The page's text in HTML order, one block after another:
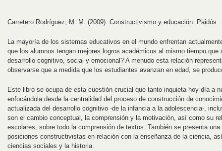
Carretero Rodríguez, M. M. (2009). Constructivismo y educación. Paidós
La mayoría de los sistemas educativos en el mundo enfrentan
que los alumnos tengan mejores logros académicos al mismo tiempo que
desarrollo cognitivo, social y emocional? A menudo esta relación
observarse que a medida que los estudiantes avanzan en edad, se
Este libro se ocupa de esta cuestión crucial que tanto inquieta hoy día a
enfocándola desde la centralidad del proceso de construcción de
actualizada del desarrollo cognitivo -de la infancia a la adolescencia-,
son el cambio conceptual, la comprensión y la motivación, así como su
escolares, sobre todo la comprensión de textos. También se presenta
posiciones constructivistas en relación con la enseñanza de la ciencia,
ciencias sociales y la historia.